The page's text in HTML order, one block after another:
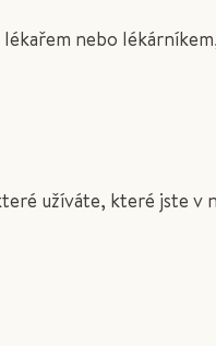
nebo
užíváte, které jste v